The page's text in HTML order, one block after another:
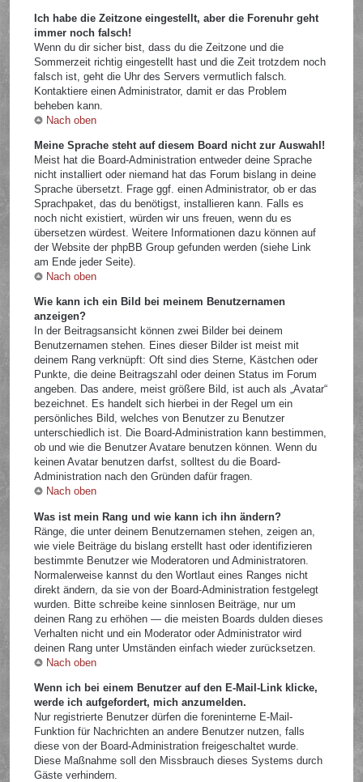
Ich habe die Zeitzone eingestellt, aber die Forenuhr geht
immer noch falsch!
Wenn du dir sicher bist, dass du die Zeitzone und die
Sommerzeit richtig eingestellt hast und die Zeit trotzdem noch
falsch ist, geht die Uhr des Servers vermutlich falsch.
Kontaktiere einen Administrator, damit er das Problem
beheben kann.
Nach oben
Meine Sprache steht auf diesem Board nicht zur Auswahl!
Meist hat die Board-Administration entweder deine Sprache
nicht installiert oder niemand hat das Forum bislang in deine
Sprache übersetzt. Frage ggf. einen Administrator, ob er das
Sprachpaket, das du benötigst, installieren kann. Falls es
noch nicht existiert, würden wir uns freuen, wenn du es
übersetzen würdest. Weitere Informationen dazu können auf
der Website der phpBB Group gefunden werden (siehe Link
am Ende jeder Seite).
Nach oben
Wie kann ich ein Bild bei meinem Benutzernamen
anzeigen?
In der Beitragsansicht können zwei Bilder bei deinem
Benutzernamen stehen. Eines dieser Bilder ist meist mit
deinem Rang verknüpft: Oft sind dies Sterne, Kästchen oder
Punkte, die deine Beitragszahl oder deinen Status im Forum
angeben. Das andere, meist größere Bild, ist auch als „Avatar“
bezeichnet. Es handelt sich hierbei in der Regel um ein
persönliches Bild, welches von Benutzer zu Benutzer
unterschiedlich ist. Die Board-Administration kann bestimmen,
ob und wie die Benutzer Avatare benutzen können. Wenn du
keinen Avatar benutzen darfst, solltest du die Board-
Administration nach den Gründen dafür fragen.
Nach oben
Was ist mein Rang und wie kann ich ihn ändern?
Ränge, die unter deinem Benutzernamen stehen, zeigen an,
wie viele Beiträge du bislang erstellt hast oder identifizieren
bestimmte Benutzer wie Moderatoren und Administratoren.
Normalerweise kannst du den Wortlaut eines Ranges nicht
direkt ändern, da sie von der Board-Administration festgelegt
wurden. Bitte schreibe keine sinnlosen Beiträge, nur um
deinen Rang zu erhöhen — die meisten Boards dulden dieses
Verhalten nicht und ein Moderator oder Administrator wird
deinen Rang unter Umständen einfach wieder zurücksetzen.
Nach oben
Wenn ich bei einem Benutzer auf den E-Mail-Link klicke,
werde ich aufgefordert, mich anzumelden.
Nur registrierte Benutzer dürfen die foreninterne E-Mail-
Funktion für Nachrichten an andere Benutzer nutzen, falls
diese von der Board-Administration freigeschaltet wurde.
Diese Maßnahme soll den Missbrauch dieses Systems durch
Gäste verhindern.